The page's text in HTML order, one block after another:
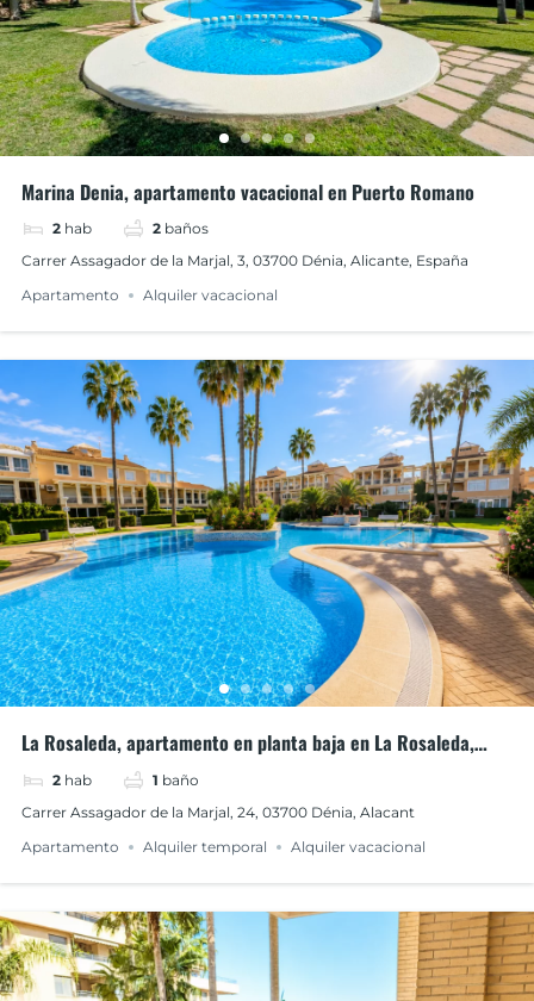
Marina Denia, apartamento vacacional en Puerto Romano
2 hab 2 baños
Carrer Assagador de la Marjal, 3, 03700 Dénia, Alicante, España
Apartamento
Alquiler vacacional
La Rosaleda, apartamento en planta baja en La Rosaleda,
Dénia
2 hab 1 baño
Carrer Assagador de la Marjal, 24, 03700 Dénia, Alacant
Apartamento
Alquiler temporal Alquiler vacacional